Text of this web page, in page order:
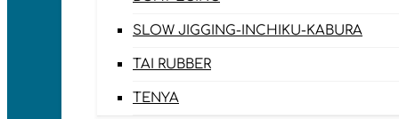
SLOW JIGGING-INCHIKU-KABURA
TAI RUBBER
TENYA